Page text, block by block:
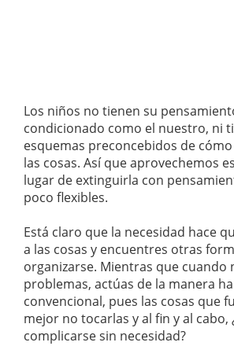
Los niños no tienen su
condicionado como el nuestro, ni
esquemas preconcebidos de
las cosas. Así que aprovechemos
lugar de extinguirla con
poco flexibles.
Está claro que la necesidad hace
a las cosas y encuentres otras
organizarse. Mientras que cuando
problemas, actúas de la manera
convencional, pues las cosas que
mejor no tocarlas y al fin y al cabo,
complicarse sin necesidad?